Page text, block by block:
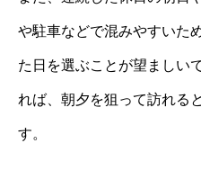
や駐車などで混みやすいた
た日を選ぶことが望ましい
れば、朝夕を狙って訪れる
す。